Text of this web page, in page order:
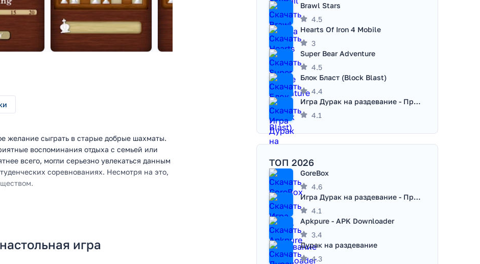
желание сыграть в старые добрые шахматы.
воспоминания отдыха с семьей или
всего, могли серьезно увлекаться данным
соревнованиях. Несмотря на это,
стоит пытаться отыскать запылившуюся
свой смартфон и наслаждаться
игра
Brawl Stars
4.5
Hearts Of Iron 4 Mobile
3
Super Bear Adventure
4.5
Блок Бласт (Block Blast)
4.4
Игра Дурак на раздевание - Правила игры
4.1
ТОП 2026
GoreBox
4.6
Игра Дурак на раздевание - Правила игры
4.1
Apkpure - APK Downloader
3.4
Дурак на раздевание
4.3